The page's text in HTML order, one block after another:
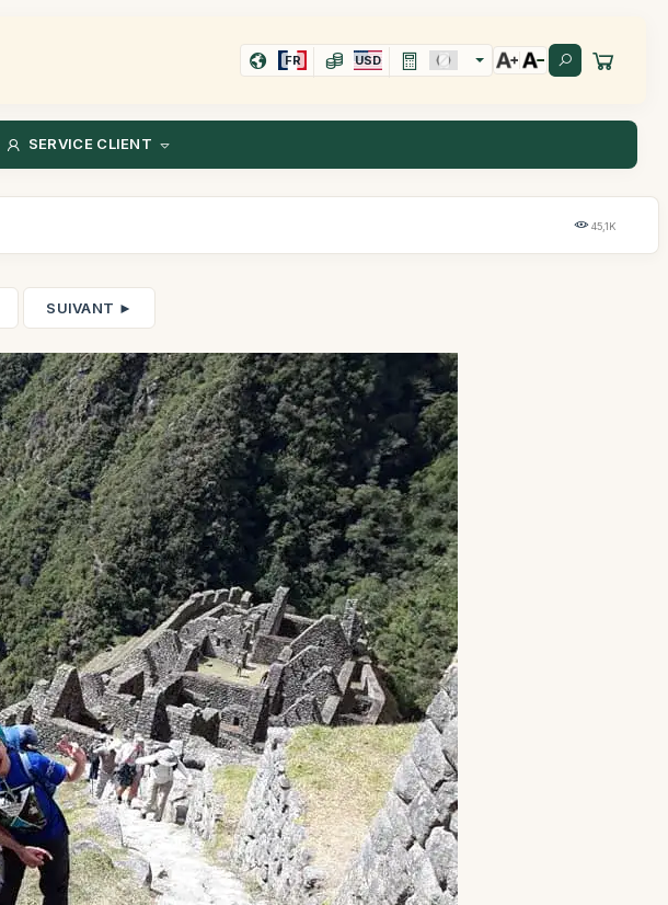
FR USD
SERVICE CLIENT
45,1K
SUIVANT ►